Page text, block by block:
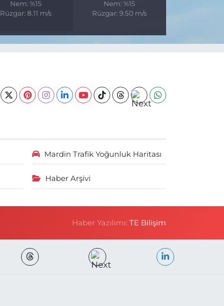
Nem: %15
Rüzgar: 8.11 m/s
Nem: %15
Rüzgar: 9.50 m/s
Mardin Trafik Yoğunluk Haritası
Haber Arşivi
Haber Yazılımı:TE Bilişim